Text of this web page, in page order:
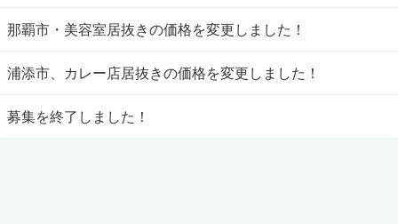
那覇市・美容室居抜きの価格を変更しました！
浦添市、カレー店居抜きの価格を変更しました！
募集を終了しました！